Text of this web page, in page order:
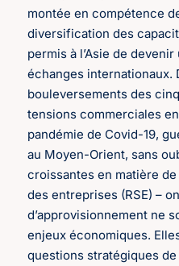
montée en compétence
diversification des
permis à l’Asie de
échanges internationaux.
bouleversements des
tensions commerciales
pandémie de Covid-19,
au Moyen-Orient, sans
croissantes en matière
des entreprises (RSE) –
d’approvisionnement ne
enjeux économiques.
questions stratégiques